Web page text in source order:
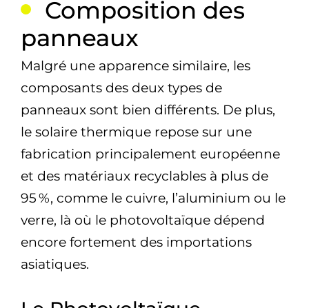
Composition des
panneaux
Malgré une apparence similaire, les
composants des deux types de
panneaux sont bien différents. De plus,
le solaire thermique repose sur une
fabrication principalement européenne
et des matériaux recyclables à plus de
95 %, comme le cuivre, l’aluminium ou le
verre, là où le photovoltaïque dépend
encore fortement des importations
asiatiques.